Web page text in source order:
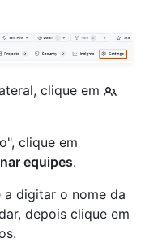
clique em
clique em
equipes.
a digitar o nome da
depois clique em